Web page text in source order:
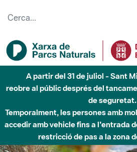
Fins al desembre de 2026
Afectacions a la llera del Parc
obres de construcció d'una
L'Informatiu